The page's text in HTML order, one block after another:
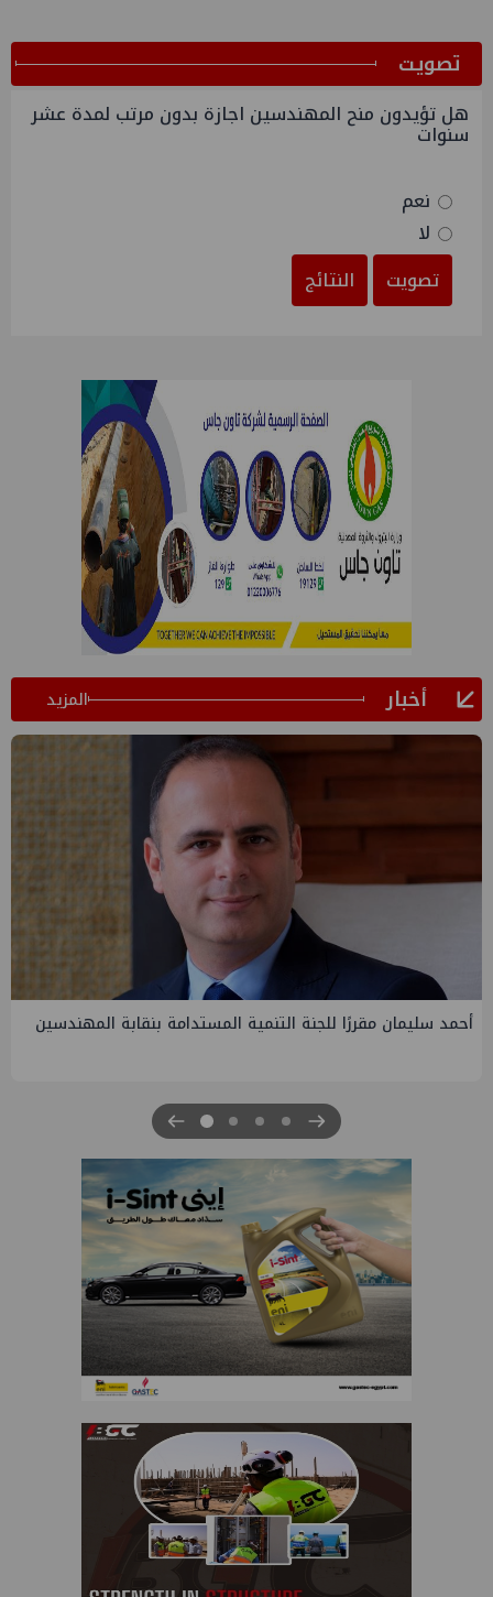
ﺗﺼﻮﻳﺖ
هل تؤيدون منح المهندسين اجازة بدون مرتب لمدة عشر
سنوات
نعم
لا
تصويت
النتائج
أخبار المزيد
PMS تنهي أعمال إنزال الخطوط البحرية الثلاث بمشروع المرحلة